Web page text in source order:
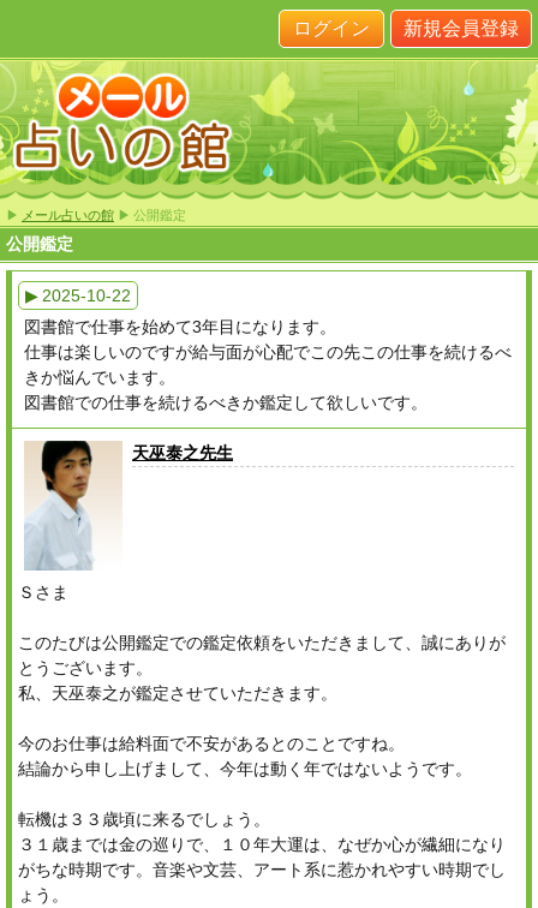
ログイン 新規会員登録
▶ メール占いの館 ▶ 公開鑑定
公開鑑定
▶ 2025-10-22
図書館で仕事を始めて3年目になります。
仕事は楽しいのですが給与面が心配でこの先この仕事を続けるべ
きか悩んでいます。
図書館での仕事を続けるべきか鑑定して欲しいです。
天巫泰之先生
Ｓさま
このたびは公開鑑定での鑑定依頼をいただきまして、誠にありが
とうございます。
私、天巫泰之が鑑定させていただきます。
今のお仕事は給料面で不安があるとのことですね。
結論から申し上げまして、今年は動く年ではないようです。
転機は３３歳頃に来るでしょう。
３１歳までは金の巡りで、１０年大運は、なぜか心が繊細になり
がちな時期です。音楽や文芸、アート系に惹かれやすい時期でし
ょう。